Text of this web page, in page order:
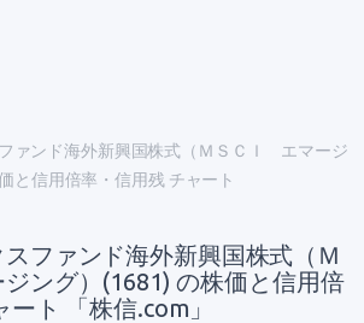
ファンド海外新興国株式（ＭＳＣＩ エマージ
と信用倍率・信用残 チャート
スファンド海外新興国株式（Ｍ
ング）(1681) の株価と信用倍
ト 「株信.com」